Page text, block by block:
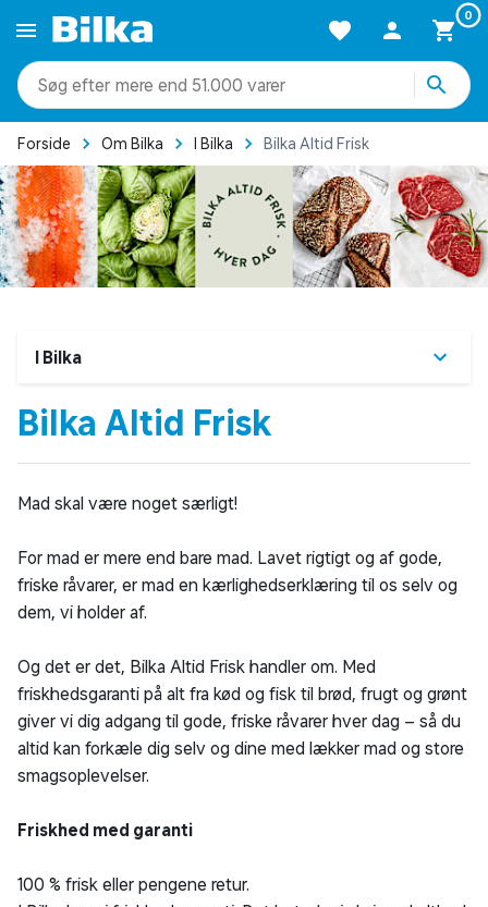
0
mere end 51.000 varer
Forside Om Bilka I Bilka Bilka Altid Frisk
I Bilka
Bilka Altid Frisk
Mad skal være noget særligt!
For mad er mere end bare mad. Lavet rigtigt og af gode,
friske råvarer, er mad en kærlighedserklæring til os selv og
dem, vi holder af.
Og det er det, Bilka Altid Frisk handler om. Med
friskhedsgaranti på alt fra kød og fisk til brød, frugt og grønt
giver vi dig adgang til gode, friske råvarer hver dag – så du
altid kan forkæle dig selv og dine med lækker mad og store
smagsoplevelser.
Friskhed med garanti
100 % frisk eller pengene retur.